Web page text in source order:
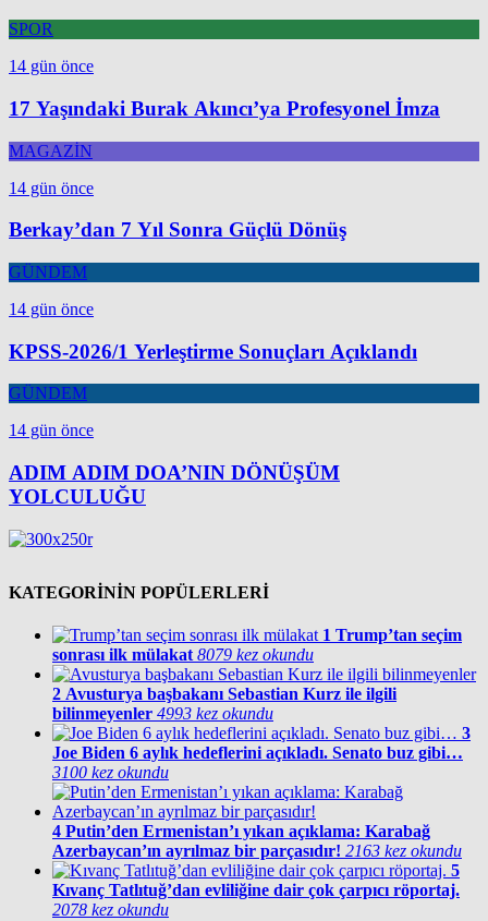
SPOR
14 gün önce
17 Yaşındaki Burak Akıncı’ya Profesyonel İmza
MAGAZİN
14 gün önce
Berkay’dan 7 Yıl Sonra Güçlü Dönüş
GÜNDEM
14 gün önce
KPSS-2026/1 Yerleştirme Sonuçları Açıklandı
GÜNDEM
14 gün önce
ADIM ADIM DOA’NIN DÖNÜŞÜM
YOLCULUĞU
KATEGORİNİN POPÜLERLERİ
1 Trump’tan seçim
sonrası ilk mülakat 8079 kez okundu
2 Avusturya başbakanı Sebastian Kurz ile ilgili
bilinmeyenler 4993 kez okundu
3
Joe Biden 6 aylık hedeflerini açıkladı. Senato buz gibi…
3100 kez okundu
4 Putin’den Ermenistan’ı yıkan açıklama: Karabağ
Azerbaycan’ın ayrılmaz bir parçasıdır! 2163 kez okundu
5
Kıvanç Tatlıtuğ’dan evliliğine dair çok çarpıcı röportaj.
2078 kez okundu